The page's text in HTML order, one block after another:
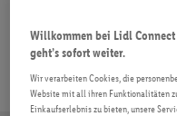
Willkommen bei Lidl
geht’s sofort weiter.
Wir verarbeiten Cookies, die
Website mit all ihren Funktionalitäten
Einkaufserlebnis zu bieten, unsere